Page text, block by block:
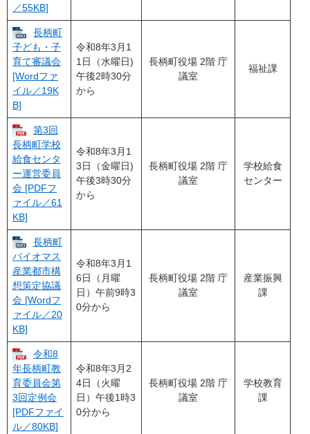
／55KB]
長柄町
子ども・子
育て審議会
[Wordファ
イル／19K
B]
令和8年3月1
1日（水曜日)
午後2時30分
から
長柄町役場 2階 庁
議室
福祉課
第3回
長柄町学校
給食センタ
ー運営委員
会 [PDFフ
ァイル／61
KB]
令和8年3月1
3日（金曜日)
午後3時30分
から
長柄町役場 2階 庁
議室
学校給食
センター
長柄町
バイオマス
産業都市構
想策定協議
会 [Wordフ
ァイル／20
KB]
令和8年3月1
6日（月曜
日）午前9時3
0分から
長柄町役場 2階 庁
議室
産業振興
課
令和8
年長柄町教
育委員会第
3回定例会
[PDFファイ
ル／80KB]
令和8年3月2
4日（火曜
日）午後1時3
0分から
長柄町役場 2階 庁
議室
学校教育
課